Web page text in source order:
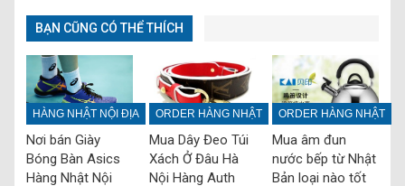
BẠN CŨNG CÓ THỂ THÍCH
HÀNG NHẬT NỘI ĐỊA
Nơi bán Giày
Bóng Bàn Asics
Hàng Nhật Nội
ORDER HÀNG NHẬT
Mua Dây Đeo Túi
Xách Ở Đâu Hà
Nội Hàng Auth
ORDER HÀNG NHẬT
Mua âm đun
nước bếp từ Nhật
Bản loại nào tốt